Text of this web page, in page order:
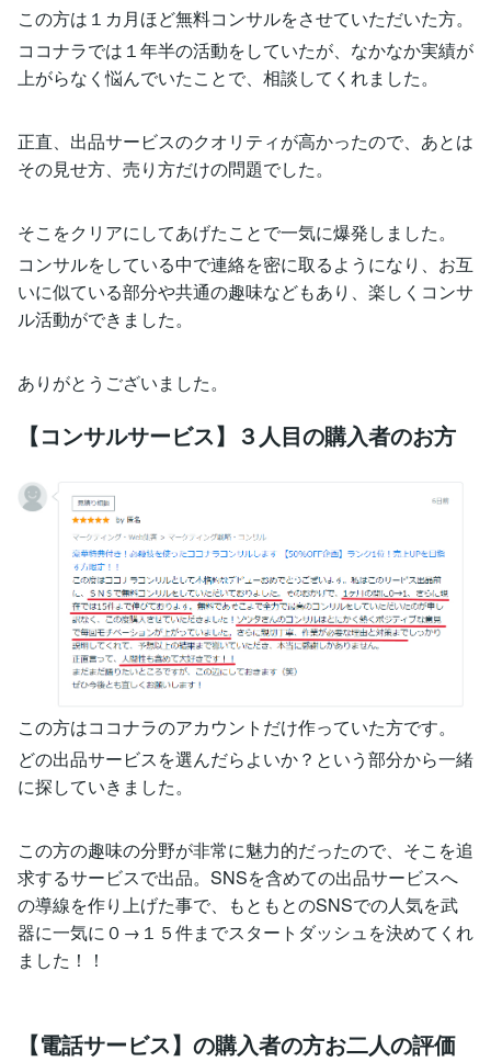
この方は１カ月ほど無料コンサルをさせていただいた方。
ココナラでは１年半の活動をしていたが、なかなか実績が
上がらなく悩んでいたことで、相談してくれました。
正直、出品サービスのクオリティが高かったので、あとは
その見せ方、売り方だけの問題でした。
そこをクリアにしてあげたことで一気に爆発しました。
コンサルをしている中で連絡を密に取るようになり、お互
いに似ている部分や共通の趣味などもあり、楽しくコンサ
ル活動ができました。
ありがとうございました。
【コンサルサービス】３人目の購入者のお方
この方はココナラのアカウントだけ作っていた方です。
どの出品サービスを選んだらよいか？という部分から一緒
に探していきました。
この方の趣味の分野が非常に魅力的だったので、そこを追
求するサービスで出品。SNSを含めての出品サービスへ
の導線を作り上げた事で、もともとのSNSでの人気を武
器に一気に０→１５件までスタートダッシュを決めてくれ
ました！！
【電話サービス】の購入者の方お二人の評価